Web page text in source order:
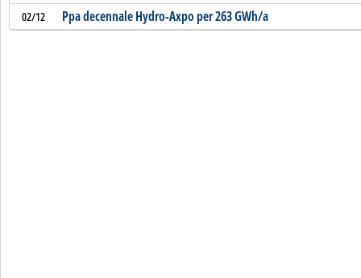
02/12 Ppa decennale Hydro-Axpo per 263 GWh/a